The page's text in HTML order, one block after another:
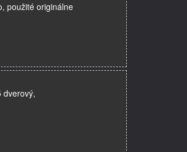
použité originálne
dverový,